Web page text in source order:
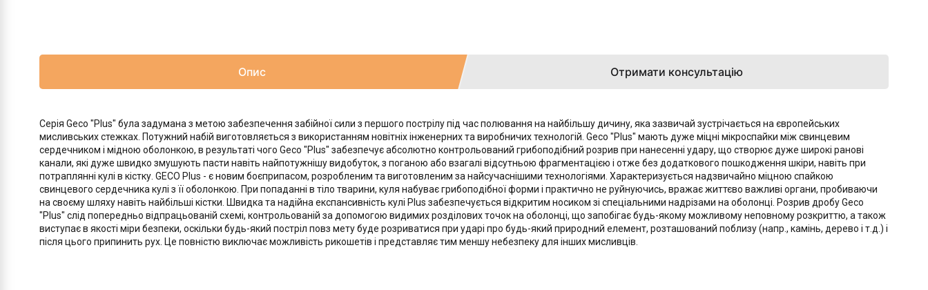
Опис Отримати консультацію
Серія Geco "Plus" була задумана з метою забезпечення забійної сили з першого пострілу під час полювання на найбільшу дичину, яка зазвичай зустрічається на європейських
мисливських стежках. Потужний набій виготовляється з використанням новітніх інженерних та виробничих технологій. Geco "Plus" мають дуже міцні мікроспайки між свинцевим
сердечником і мідною оболонкою, в результаті чого Geco "Plus" забезпечує абсолютно контрольований грибоподібний розрив при нанесенні удару, що створює дуже широкі ранові
канали, які дуже швидко змушують пасти навіть найпотужнішу видобуток, з поганою або взагалі відсутньою фрагментацією і отже без додаткового пошкодження шкіри, навіть при
потраплянні кулі в кістку. GECO Plus - є новим боєприпасом, розробленим та виготовленим за найсучаснішими технологіями. Характеризується надзвичайно міцною спайкою
свинцевого сердечника кулі з її оболонкою. При попаданні в тіло тварини, куля набуває грибоподібної форми і практично не руйнуючись, вражає життєво важливі органи, пробиваючи
на своєму шляху навіть найбільші кістки. Швидка та надійна експансивність кулі Plus забезпечується відкритим носиком зі спеціальними надрізами на оболонці. Розрив дробу Geco
"Plus" слід попередньо відпрацьованій схемі, контрольованій за допомогою видимих розділових точок на оболонці, що запобігає будь-якому можливому неповному розкриттю, а також
виступає в якості міри безпеки, оскільки будь-який постріл повз мету буде розриватися при ударі про будь-який природний елемент, розташований поблизу (напр., камінь, дерево і т.д.) і
після цього припинить рух. Це повністю виключає можливість рикошетів і представляє тим меншу небезпеку для інших мисливців.